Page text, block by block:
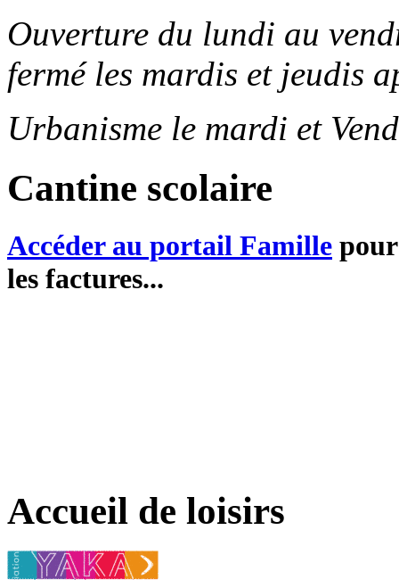
Ouverture du lundi au
fermé les mardis et jeudis
Urbanisme le mardi et
Cantine scolaire
Accéder au portail Famille
les factures...
Accueil de loisirs